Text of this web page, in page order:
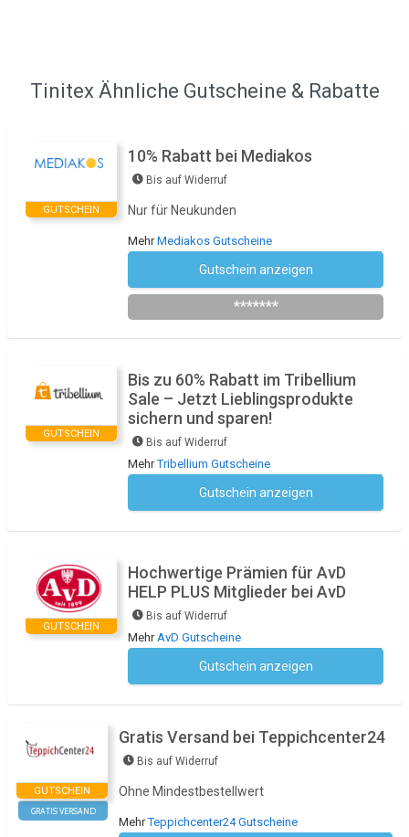
Tinitex Ähnliche Gutscheine & Rabatte
GUTSCHEIN
10% Rabatt bei Mediakos
Bis auf Widerruf
Nur für Neukunden
MehrMediakos Gutscheine
Gutschein anzeigen
*******
GUTSCHEIN
Bis zu 60% Rabatt im Tribellium
Sale – Jetzt Lieblingsprodukte
sichern und sparen!
Bis auf Widerruf
MehrTribellium Gutscheine
Gutschein anzeigen
GUTSCHEIN
Hochwertige Prämien für AvD
HELP PLUS Mitglieder bei AvD
Bis auf Widerruf
MehrAvD Gutscheine
Gutschein anzeigen
GUTSCHEIN
GRATIS VERSAND
Gratis Versand bei Teppichcenter24
Bis auf Widerruf
Ohne Mindestbestellwert
MehrTeppichcenter24 Gutscheine